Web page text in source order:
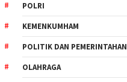
POLRI
KEMENKUMHAM
POLITIK DAN PEMERINTAHAN
OLAHRAGA